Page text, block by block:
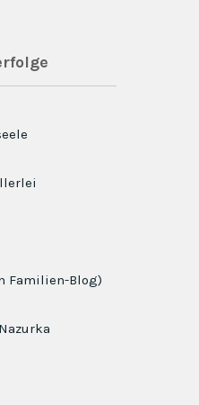
Familien-Blog)